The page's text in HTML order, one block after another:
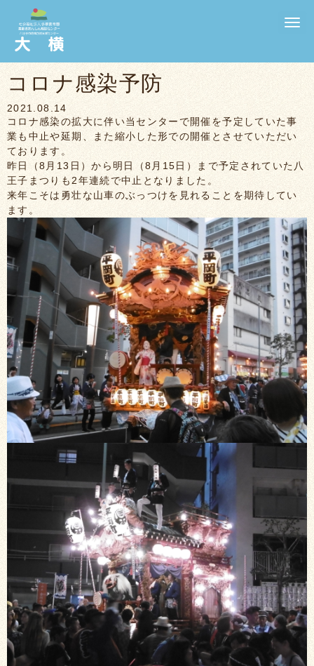
N
i
n
コロナ感染予防
2021.08.14
コロナ感染の拡大に伴い当センターで開催を予定していた事
業も中止や延期、また縮小した形での開催とさせていただい
ております。
昨日（8月13日）から明日（8月15日）まで予定されていた八
王子まつりも2年連続で中止となりました。
来年こそは勇壮な山車のぶっつけを見れることを期待してい
ます。